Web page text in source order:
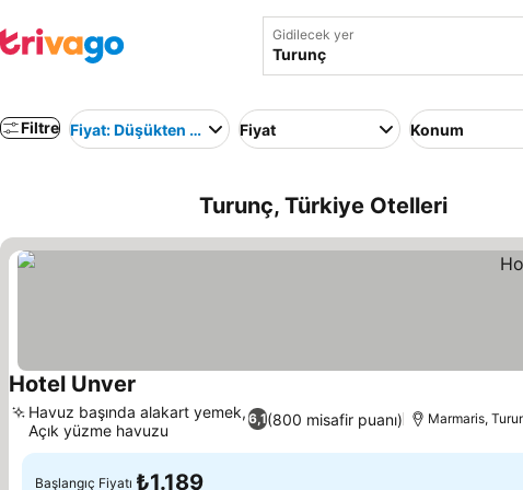
Gidilecek yer
Filtre Fiyat: Düşükten yükseğeFiyat Konum
Turunç, Türkiye Otelleri
Hotel Unver
6,1(800 misafir puanı)
Havuz başında alakart yemek,
Açık yüzme havuzu
Marmaris,
Başlangıç Fiyatı ₺1.189